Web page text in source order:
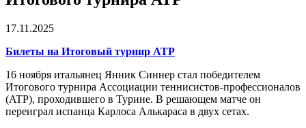
17.11.2025
Билеты на Итоговый турнир ATP
16 ноября итальянец Янник Синнер стал победителем
Итогового турнира Ассоциации теннисистов-профессионалов
(ATP), проходившего в Турине. В решающем матче он
переиграл испанца Карлоса Алькараса в двух сетах.